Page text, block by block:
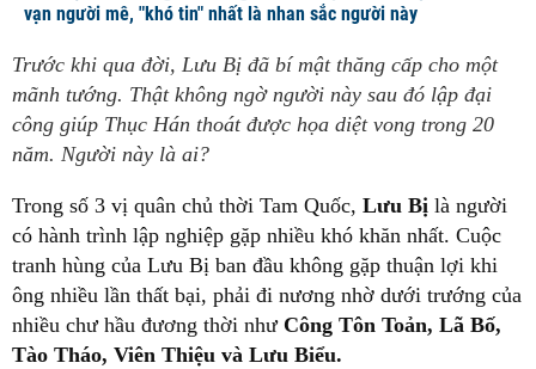
vạn người mê, "khó tin" nhất là nhan sắc người này
Trước khi qua đời, Lưu Bị đã bí mật thăng cấp cho một
mãnh tướng. Thật không ngờ người này sau đó lập đại
công giúp Thục Hán thoát được họa diệt vong trong 20
năm. Người này là ai?
Trong số 3 vị quân chủ thời Tam Quốc, Lưu Bị là người
có hành trình lập nghiệp gặp nhiều khó khăn nhất. Cuộc
tranh hùng của Lưu Bị ban đầu không gặp thuận lợi khi
ông nhiều lần thất bại, phải đi nương nhờ dưới trướng của
nhiều chư hầu đương thời như Công Tôn Toản, Lã Bố,
Tào Tháo, Viên Thiệu và Lưu Biểu.